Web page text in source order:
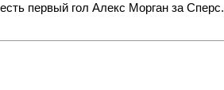
первый гол Алекс Морган за Сперс.